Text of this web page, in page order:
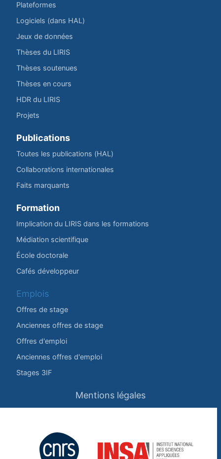
Plateformes
Logiciels (dans HAL)
Jeux de données
Thèses du LIRIS
Thèses soutenues
Thèses en cours
HDR du LIRIS
Projets
Publications
Toutes les publications (HAL)
Collaborations internationales
Faits marquants
Formation
Implication du LIRIS dans les formations
Médiation scientifique
École doctorale
Cafés développeur
Emplois
Offres de stage
Anciennes offres de stage
Offres d'emploi
Anciennes offres d'emploi
Stages 3IF
Mentions légales